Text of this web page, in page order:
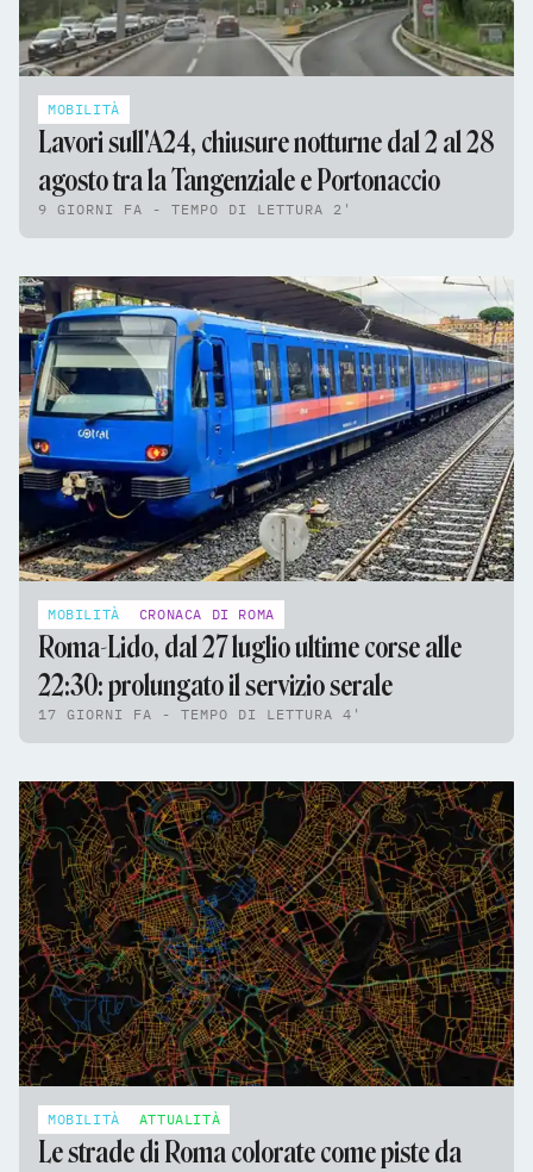
MOBILITÀ
Lavori sull'A24, chiusure notturne dal 2 al 28
agosto tra la Tangenziale e Portonaccio
9 GIORNI FA - TEMPO DI LETTURA 2'
MOBILITÀ CRONACA DI ROMA
Roma-Lido, dal 27 luglio ultime corse alle
22:30: prolungato il servizio serale
17 GIORNI FA - TEMPO DI LETTURA 4'
MOBILITÀ ATTUALITÀ
Le strade di Roma colorate come piste da